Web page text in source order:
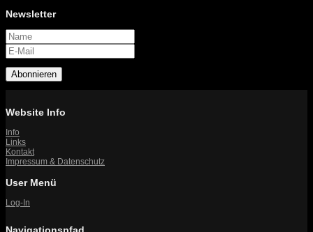
Newsletter
Abonnieren
Website Info
Info
Links
Kontakt
Impressum & Datenschutz
User Menü
Log-In
Navigationspfad